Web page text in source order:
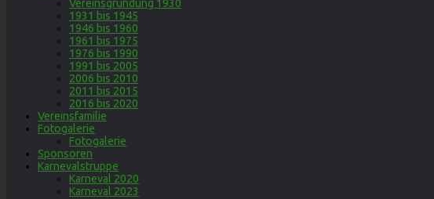
Vereinsgründung 1930
1931 bis 1945
1946 bis 1960
1961 bis 1975
1976 bis 1990
1991 bis 2005
2006 bis 2010
2011 bis 2015
2016 bis 2020
Vereinsfamilie
Fotogalerie
Fotogalerie
Sponsoren
Karnevalstruppe
Karneval 2020
Karneval 2023